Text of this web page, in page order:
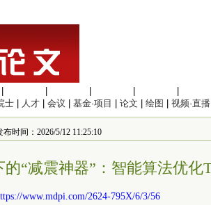
士 人才 会议 基金·项目 论文 绘图 视频·直播
布时间：2026/5/12 11:25:10
的“减震神器”：智能算法优
www.mdpi.com/2624-795X/6/3/56